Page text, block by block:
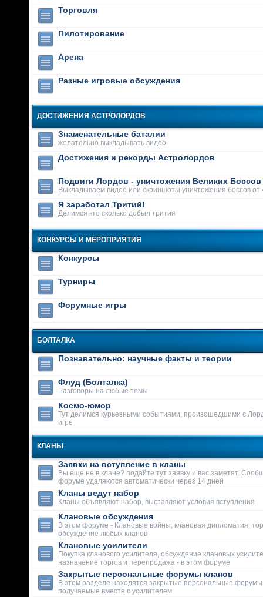
Торговля
Пилотирование
Арена
Разные игровые обсуждения
ДОСТИЖЕНИЯ АСТРОЛОРДОВ
Знаменательные баталии
желательно выкладывать видео.
Достижения и рекорды Астролордов
Подвиги Лордов - уничтожения Великих Боссов
Выкладываем видео или скриншоты уничтожения боссов от
Я заработал Тритий!
Делимся кто сколько добыл трития
КОНКУРСЫ И МЕРОПРИЯТИЯ
Конкурсы
Турниры
Форумные игры
БОЛТАЛКА
Познавательно: научные факты и теории
Флуд (Болталка)
Разговоры на любые темы.
Космо-юмор
Тут делимся курьезными событиями, произошедшими с
игре
КЛАНЫ
Заявки на вступление в кланы
Вы еще не в клане? подайте тут заявку и вас заметят.
форуме удаляются автоматически через 14 дней
Кланы ведут набор
Кланы объявляют набор, выставляют условия вступления
Клановые обсуждения
В этом форуме - Клановые войны, клановая дипломатия,
обсуждение любых кланов
Клановые усилители
Покупка кланового усилителя, обсуждение клановых
назначение торгов и перепродажа - в этом форуме
Закрытые персональные форумы кланов
В этом разделе находятся закрытые персональные форумы
получаемые вместе с усилителем.